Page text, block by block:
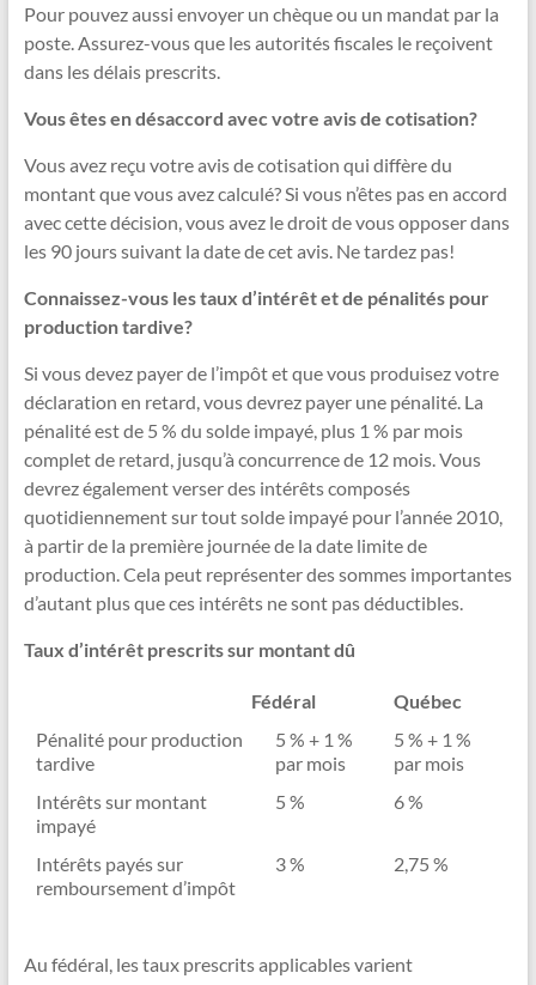
Pour pouvez aussi envoyer un chèque ou un mandat par la
poste. Assurez-vous que les autorités fiscales le reçoivent
dans les délais prescrits.
Vous êtes en désaccord avec votre avis de cotisation?
Vous avez reçu votre avis de cotisation qui diffère du
montant que vous avez calculé? Si vous n’êtes pas en accord
avec cette décision, vous avez le droit de vous opposer dans
les 90 jours suivant la date de cet avis. Ne tardez pas!
Connaissez-vous les taux d’intérêt et de pénalités pour
production tardive?
Si vous devez payer de l’impôt et que vous produisez votre
déclaration en retard, vous devrez payer une pénalité. La
pénalité est de 5 % du solde impayé, plus 1 % par mois
complet de retard, jusqu’à concurrence de 12 mois. Vous
devrez également verser des intérêts composés
quotidiennement sur tout solde impayé pour l’année 2010,
à partir de la première journée de la date limite de
production. Cela peut représenter des sommes importantes
d’autant plus que ces intérêts ne sont pas déductibles.
Taux d’intérêt prescrits sur montant dû
Fédéral
Québec
Pénalité pour production
tardive
5 % + 1 %
par mois
5 % + 1 %
par mois
Intérêts sur montant
impayé
5 % 6 %
Intérêts payés sur
remboursement d’impôt
3 % 2,75 %
Au fédéral, les taux prescrits applicables varient